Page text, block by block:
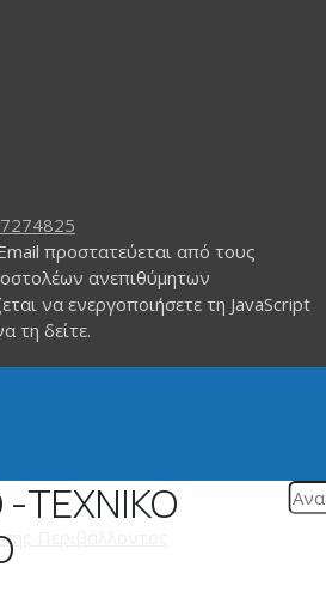
προστατεύεται από τους
ανεπιθύμητων
να ενεργοποιήσετε τη JavaScript
τη δείτε.
-ΤΕΧΝΙΚΟ